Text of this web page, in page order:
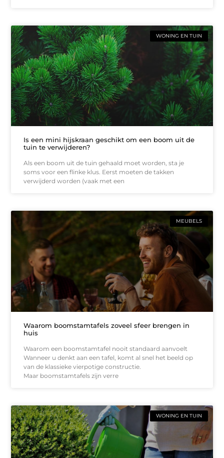
WONING EN TUIN
Is een mini hijskraan geschikt om een boom uit de
tuin te verwijderen?
Als een boom uit de tuin gehaald moet worden, sta je
soms voor een flinke klus. Eerst moeten de takken
verwijderd worden (vaak met een
MEUBELS
Waarom boomstamtafels zoveel sfeer brengen in
huis
Waarom een boomstamtafel nooit standaard aanvoelt
Wanneer u denkt aan een tafel, komt al snel het beeld op
van de klassieke vierpotige constructie.
Maar boomstamtafels zijn verre
WONING EN TUIN